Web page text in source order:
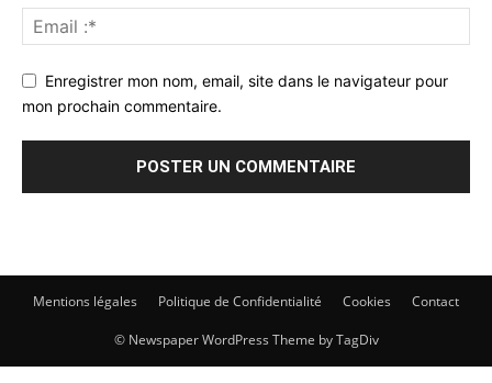
Enregistrer mon nom, email, site dans le navigateur pour
mon prochain commentaire.
Mentions légales Politique de Confidentialité Cookies Contact
© Newspaper WordPress Theme by TagDiv